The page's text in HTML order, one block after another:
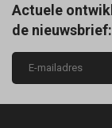
Actuele
de nieuwsbrief: